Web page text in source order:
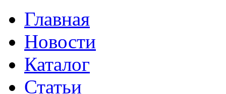
Главная
Новости
Каталог
Статьи